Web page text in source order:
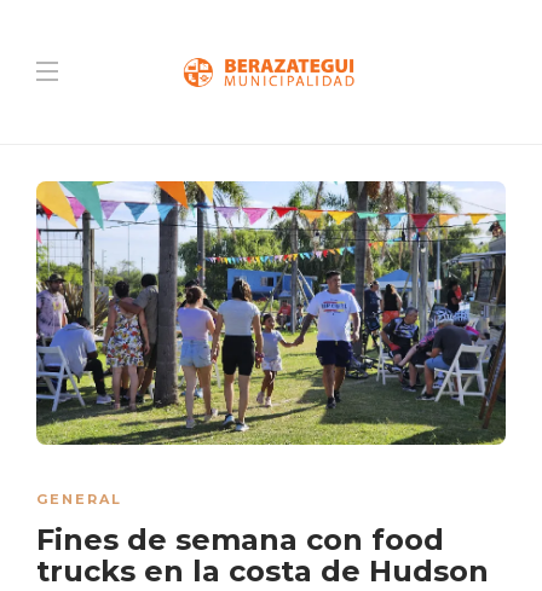
GENERAL
Fines de semana con food
trucks en la costa de Hudson